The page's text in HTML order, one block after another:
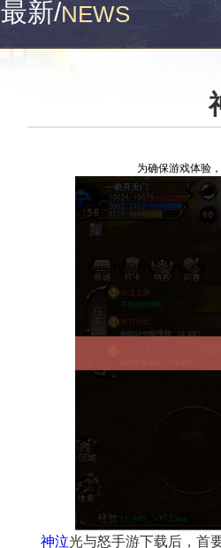
最新/NEWS
为确保游戏体验
神泣光与怒手游下载后，首